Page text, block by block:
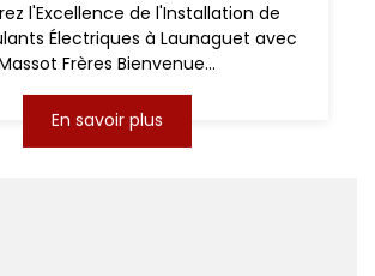
l'Excellence de l'Installation de
Électriques à Launaguet avec
Frères Bienvenue...
En savoir plus